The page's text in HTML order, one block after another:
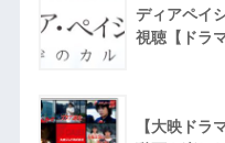
ディアペイ
視聴【ドラ
【大映ドラ